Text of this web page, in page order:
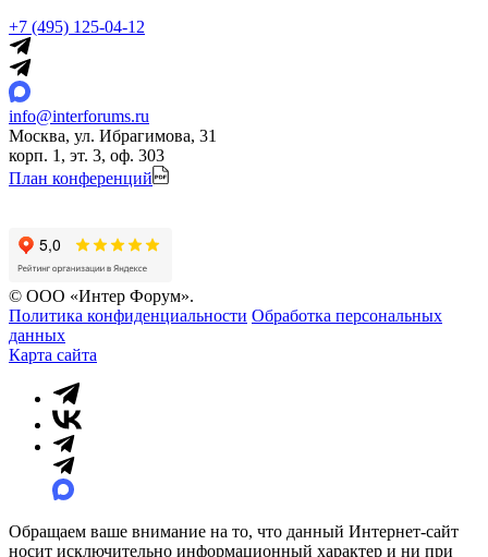
+7 (495) 125-04-12
info@interforums.ru
Москва, ул. Ибрагимова, 31
корп. 1, эт. 3, оф. 303
План конференций
© ООО «Интер Форум».
Политика конфиденциальности Обработка персональных
данных
Карта сайта
Обращаем ваше внимание на то, что данный Интернет-сайт
носит исключительно информационный характер и ни при